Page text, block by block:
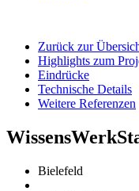
Zurück zur
Highlights zum
Eindrücke
Technische Details
Weitere Referenzen
Bielefeld